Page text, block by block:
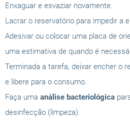
Enxaguar e esvaziar novamente.
Lacrar o reservatório para impedir a
Adesivar ou colocar uma placa de
uma estimativa de quando é
Terminada a tarefa, deixar encher o
e libere para o consumo.
Faça uma análise bacteriológica
desinfecção (limpeza).